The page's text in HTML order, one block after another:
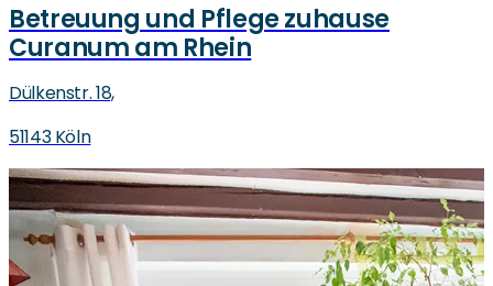
Betreuung und Pflege zuhause
Curanum am Rhein
Dülkenstr. 18,
51143 Köln